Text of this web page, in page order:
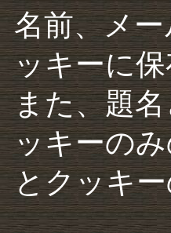
名前、メ
ッキーに
また、題
ッキーの
とクッキ